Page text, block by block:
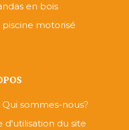
en bois
motorisé
Qui sommes-nous?
d'utilisation du site